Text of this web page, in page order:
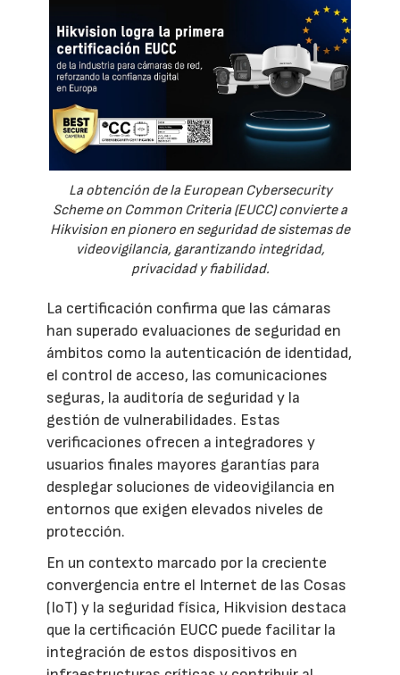
La obtención de la European Cybersecurity
Scheme on Common Criteria (EUCC) convierte a
Hikvision en pionero en seguridad de sistemas de
videovigilancia, garantizando integridad,
privacidad y fiabilidad.
La certificación confirma que las cámaras
han superado evaluaciones de seguridad en
ámbitos como la autenticación de identidad,
el control de acceso, las comunicaciones
seguras, la auditoría de seguridad y la
gestión de vulnerabilidades. Estas
verificaciones ofrecen a integradores y
usuarios finales mayores garantías para
desplegar soluciones de videovigilancia en
entornos que exigen elevados niveles de
protección.
En un contexto marcado por la creciente
convergencia entre el Internet de las Cosas
(IoT) y la seguridad física, Hikvision destaca
que la certificación EUCC puede facilitar la
integración de estos dispositivos en